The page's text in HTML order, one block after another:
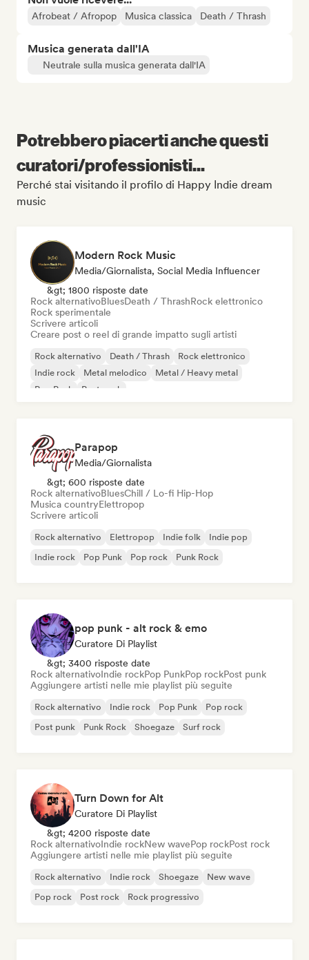
Afrobeat / Afropop Musica classica Death / Thrash
Musica generata dall'IA
Neutrale sulla musica generata dall'IA
Potrebbero piacerti anche questi
curatori/professionisti...
Perché stai visitando il profilo di Happy Іndie dream
music
Modern Rock Music
Media/Giornalista, Social Media Influencer
&gt; 1800 risposte date
Rock alternativoBluesDeath / ThrashRock elettronico
Rock sperimentale
Scrivere articoli
Creare post o reel di grande impatto sugli artisti
Rock alternativo Death / Thrash
Rock elettronico
Indie rock
Metal melodico
Metal / Heavy metal
Pop Punk
Post punk
Parapop
Media/Giornalista
&gt; 600 risposte date
Rock alternativoBluesChill / Lo-fi Hip-Hop
Musica countryElettropop
Scrivere articoli
Rock alternativo Elettropop Indie folk
Indie pop
Indie rock
Pop Punk Pop rock Punk Rock
pop punk - alt rock & emo
Curatore Di Playlist
&gt; 3400 risposte date
Rock alternativoIndie rockPop PunkPop rockPost punk
Aggiungere artisti nelle mie playlist più seguite
Rock alternativo Indie rock Pop Punk
Pop rock
Post punk
Punk Rock Shoegaze Surf rock
Turn Down for Alt
Curatore Di Playlist
&gt; 4200 risposte date
Rock alternativoIndie rockNew wavePop rockPost rock
Aggiungere artisti nelle mie playlist più seguite
Rock alternativo Indie rock Shoegaze
New wave
Pop rock
Post rock Rock progressivo